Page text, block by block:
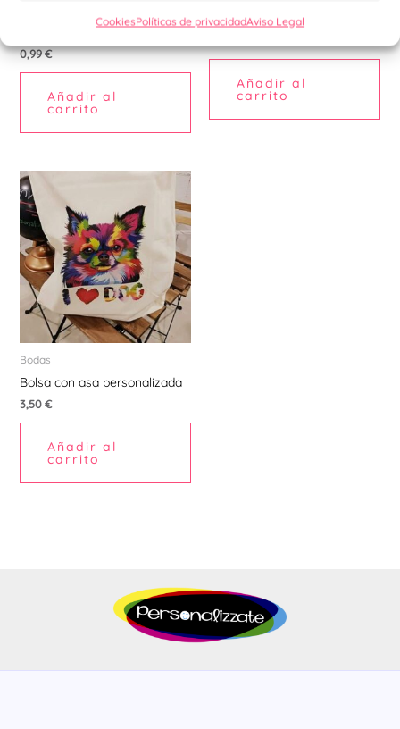
CookiesPolíticas de privacidadAviso Legal
Espejo con tapa
personalizado
0,99€
Añadir al
carrito
Invitación De Boda Cádiz
Añadir al
carrito
Bodas
Bolsa con asa personalizada
3,50€
Añadir al
carrito